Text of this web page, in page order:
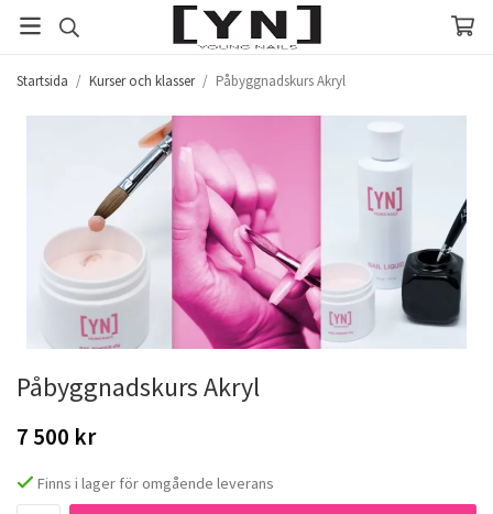
Startsida / Kurser och klasser / Påbyggnadskurs Akryl
Påbyggnadskurs Akryl
7 500 kr
Finns i lager för omgående leverans